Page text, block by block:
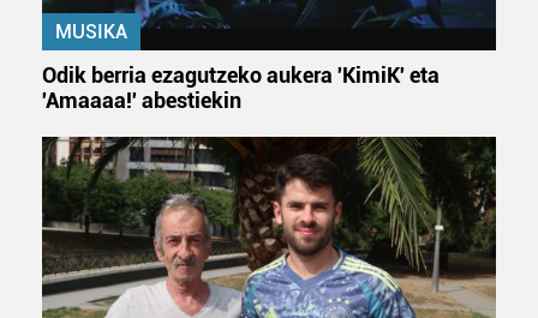
MUSIKA
Odik berria ezagutzeko aukera 'KimiK' eta
'Amaaaa!' abestiekin